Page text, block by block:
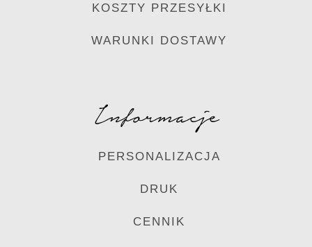
KOSZTY PRZESYŁKI
WARUNKI DOSTAWY
Informacje
PERSONALIZACJA
DRUK
CENNIK